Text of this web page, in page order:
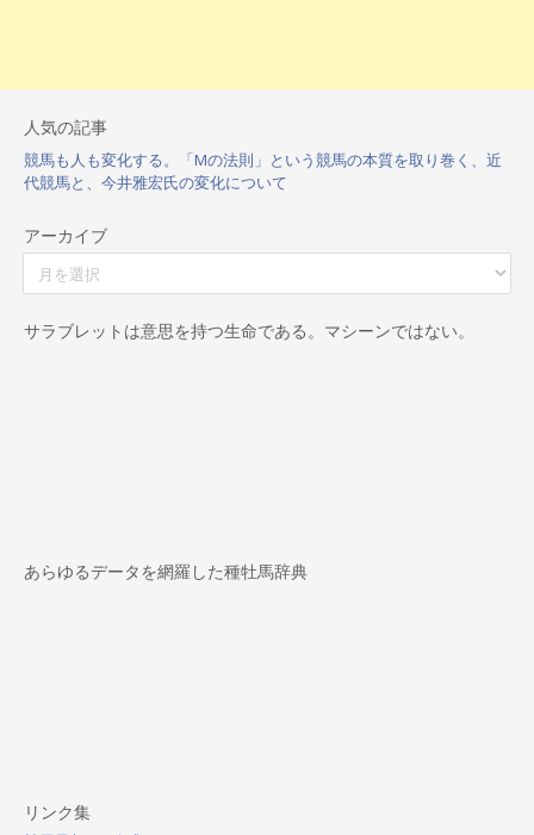
人気の記事
競馬も人も変化する。「Mの法則」という競馬の本質を取り巻く、近
代競馬と、今井雅宏氏の変化について
アーカイブ
イ
サラブレットは意思を持つ生命である。マシーンではない。
あらゆるデータを網羅した種牡馬辞典
リンク集